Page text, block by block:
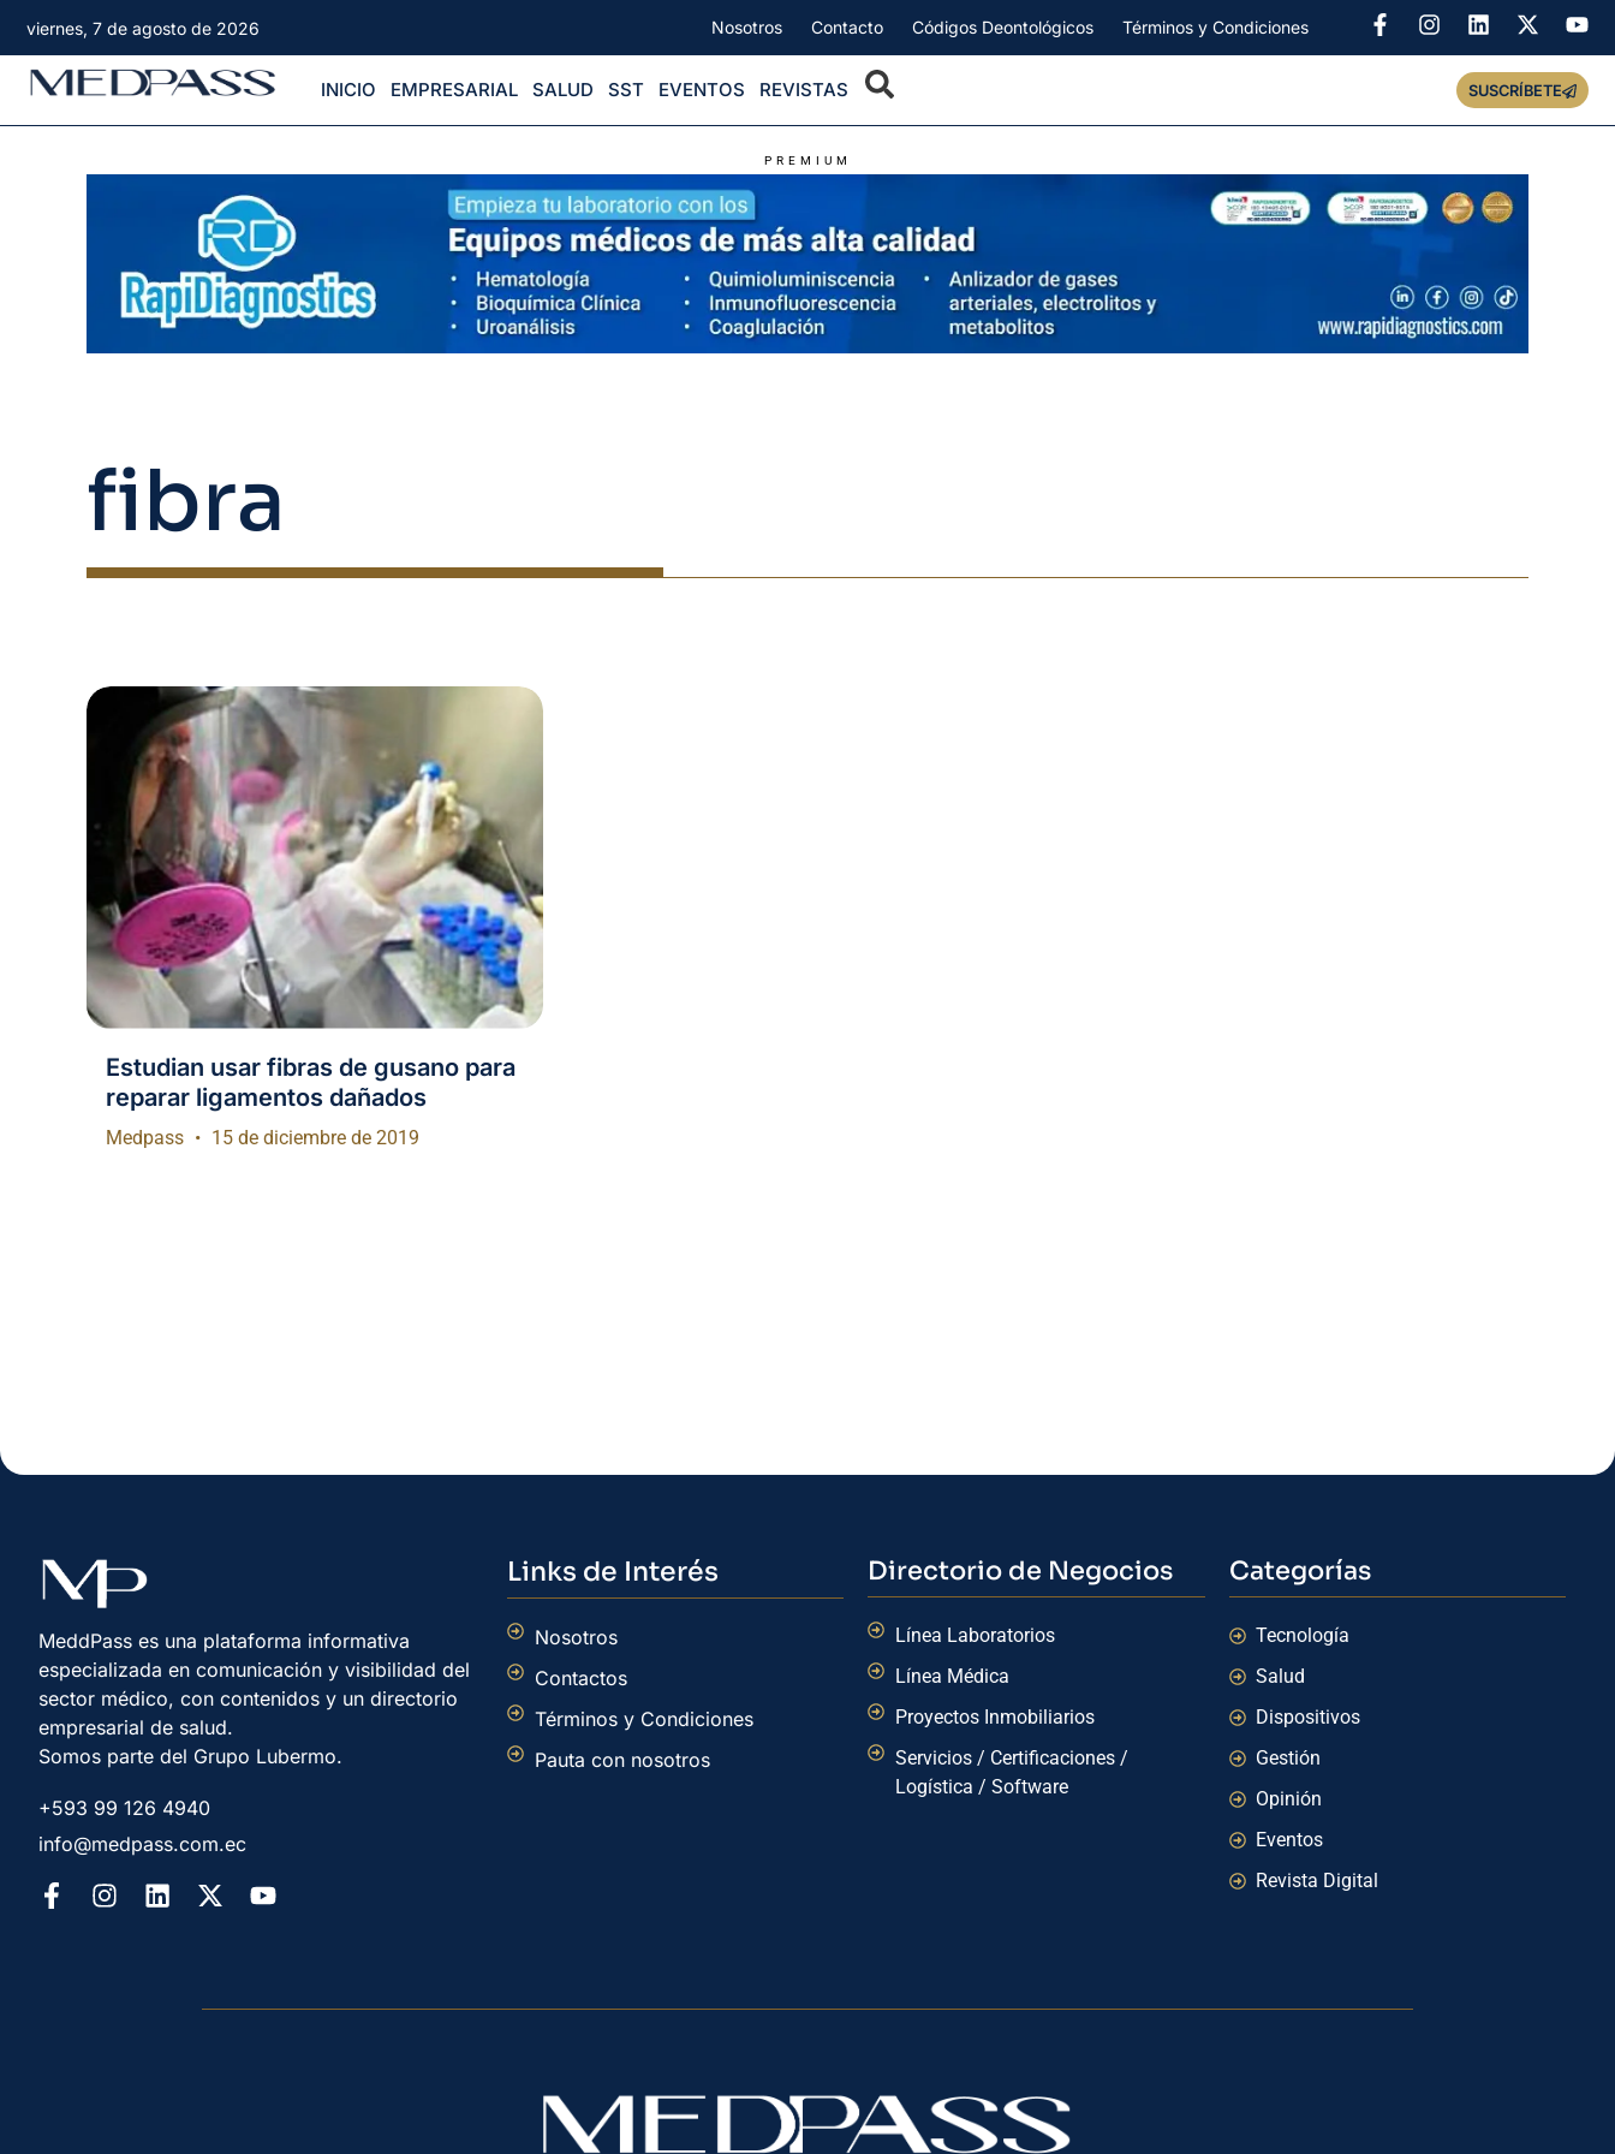
viernes, 7 de agosto de 2026 Nosotros Contacto Códigos Deontológicos Términos y Condiciones
INICIO EMPRESARIAL SALUD SST EVENTOS REVISTAS SUSCRÍBETE
PREMIUM
fibra
Estudian usar fibras de gusano para
reparar ligamentos dañados
Medpass 15 de diciembre de 2019
MeddPass es una plataforma informativa
especializada en comunicación y visibilidad del
sector médico, con contenidos y un directorio
empresarial de salud.
Somos parte del Grupo Lubermo.
+593 99 126 4940
info@medpass.com.ec
Links de Interés
Nosotros
Contactos
Términos y Condiciones
Pauta con nosotros
Directorio de Negocios
Línea Laboratorios
Línea Médica
Proyectos Inmobiliarios
Servicios / Certificaciones /
Logística / Software
Categorías
Tecnología
Salud
Dispositivos
Gestión
Opinión
Eventos
Revista Digital